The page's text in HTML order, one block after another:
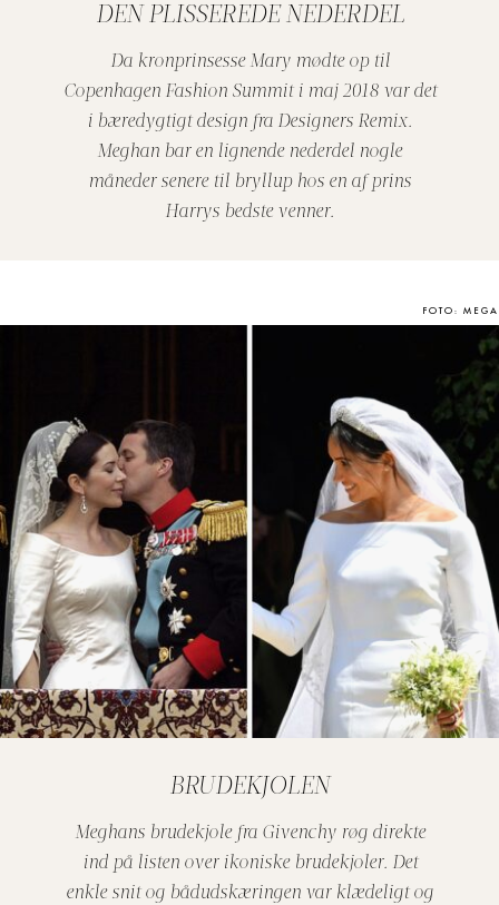
DEN PLISSEREDE NEDERDEL
Da kronprinsesse Mary mødte op til
Copenhagen Fashion Summit i maj 2018 var det
i bæredygtigt design fra Designers Remix.
Meghan bar en lignende nederdel nogle
måneder senere til bryllup hos en af prins
Harrys bedste venner.
FOTO: MEGA
BRUDEKJOLEN
Meghans brudekjole fra Givenchy røg direkte
ind på listen over ikoniske brudekjoler. Det
enkle snit og bådudskæringen var klædeligt og